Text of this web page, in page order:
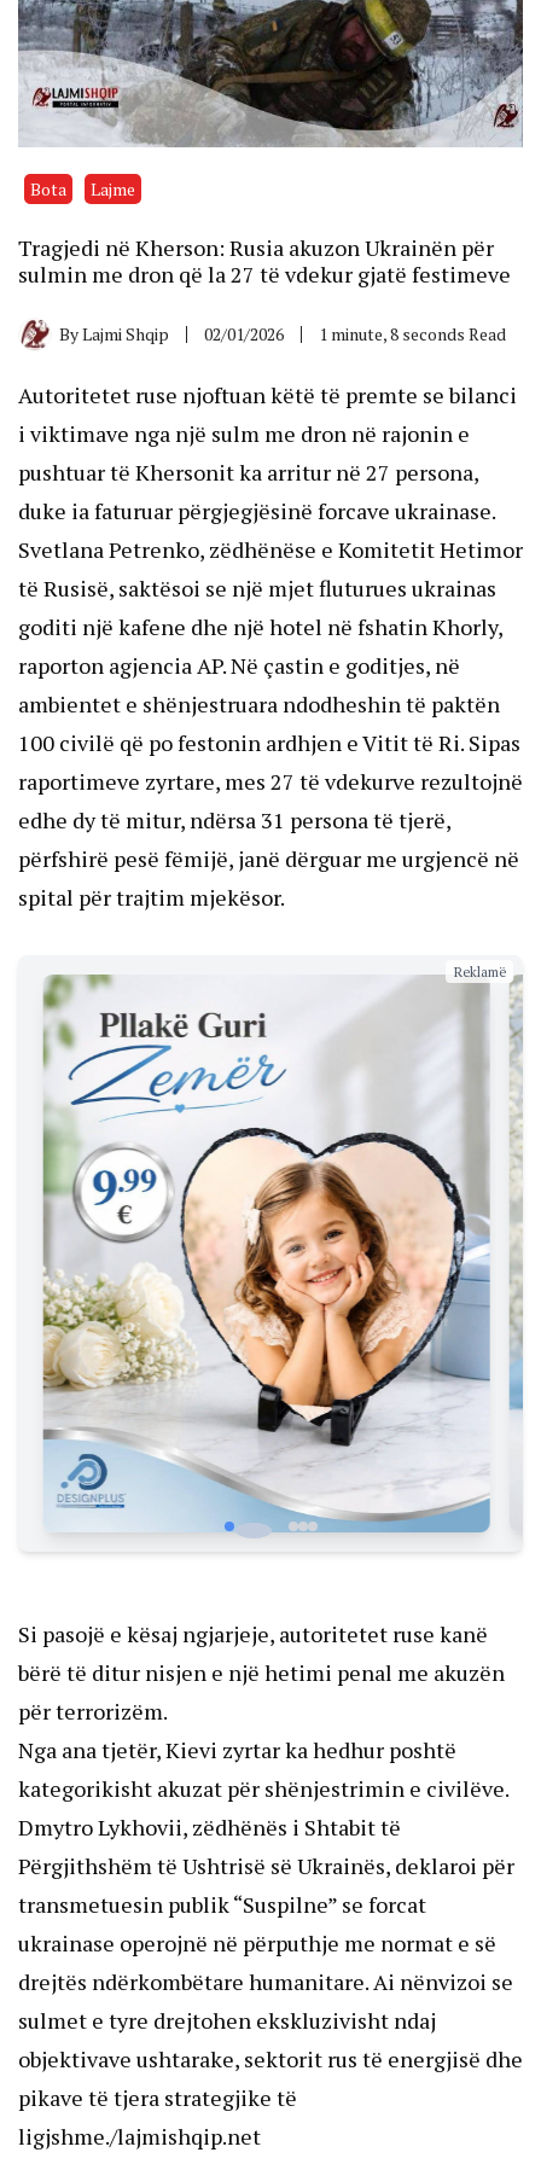
Bota Lajme
Tragjedi në Kherson: Rusia akuzon Ukrainën për
sulmin me dron që la 27 të vdekur gjatë festimeve
ByLajmi Shqip 02/01/2026 1 minute, 8 seconds Read
Autoritetet ruse njoftuan këtë të premte se bilanci
i viktimave nga një sulm me dron në rajonin e
pushtuar të Khersonit ka arritur në 27 persona,
duke ia faturuar përgjegjësinë forcave ukrainase.
Svetlana Petrenko, zëdhënëse e Komitetit Hetimor
të Rusisë, saktësoi se një mjet fluturues ukrainas
goditi një kafene dhe një hotel në fshatin Khorly,
raporton agjencia AP. Në çastin e goditjes, në
ambientet e shënjestruara ndodheshin të paktën
100 civilë që po festonin ardhjen e Vitit të Ri. Sipas
raportimeve zyrtare, mes 27 të vdekurve rezultojnë
edhe dy të mitur, ndërsa 31 persona të tjerë,
përfshirë pesë fëmijë, janë dërguar me urgjencë në
spital për trajtim mjekësor.
Reklamë
Si pasojë e kësaj ngjarjeje, autoritetet ruse kanë
bërë të ditur nisjen e një hetimi penal me akuzën
për terrorizëm.
Nga ana tjetër, Kievi zyrtar ka hedhur poshtë
kategorikisht akuzat për shënjestrimin e civilëve.
Dmytro Lykhovii, zëdhënës i Shtabit të
Përgjithshëm të Ushtrisë së Ukrainës, deklaroi për
transmetuesin publik “Suspilne” se forcat
ukrainase operojnë në përputhje me normat e së
drejtës ndërkombëtare humanitare. Ai nënvizoi se
sulmet e tyre drejtohen ekskluzivisht ndaj
objektivave ushtarake, sektorit rus të energjisë dhe
pikave të tjera strategjike të
ligjshme./lajmishqip.net